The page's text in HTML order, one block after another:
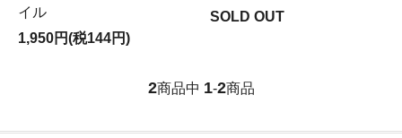
イル
1,950円(税144円)
SOLD OUT
2商品中 1-2商品